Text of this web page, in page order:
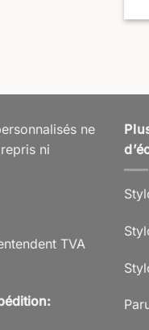
ne
ni
TVA